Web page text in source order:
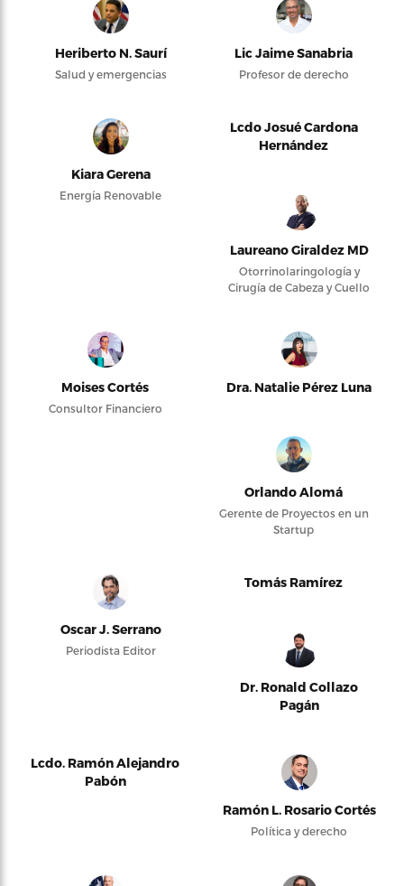
Heriberto N. Saurí
Salud y emergencias
Lic Jaime Sanabria
Profesor de derecho
Kiara Gerena
Energía Renovable
Lcdo Josué Cardona
Hernández
Laureano Giraldez MD
Otorrinolaringología y
Cirugía de Cabeza y Cuello
Moises Cortés
Consultor Financiero
Dra. Natalie Pérez Luna
Orlando Alomá
Gerente de Proyectos en un
Startup
Oscar J. Serrano
Periodista Editor
Tomás Ramírez
Dr. Ronald Collazo
Pagán
Lcdo. Ramón Alejandro
Pabón
Ramón L. Rosario Cortés
Política y derecho